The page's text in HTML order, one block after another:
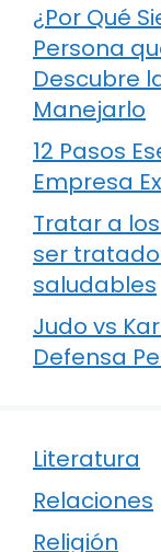
¿Por Qué
Persona
Descubre
Manejarlo
12 Pasos
Empresa
Tratar a
ser
saludables
Judo vs
Defensa
Literatura
Relaciones
Religión